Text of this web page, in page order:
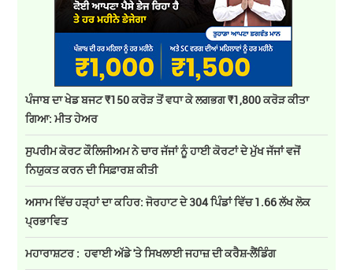
ਪੰਜਾਬ ਦਾ ਖੇਡ ਬਜਟ ₹150 ਕਰੋੜ ਤੋਂ ਵਧਾ ਕੇ ਲਗਭਗ ₹1,800 ਕਰੋੜ ਕੀਤਾ
ਗਿਆ: ਮੀਤ ਹੇਅਰ
ਸੁਪਰੀਮ ਕੋਰਟ ਕੌਲਿਜੀਅਮ ਨੇ ਚਾਰ ਜੱਜਾਂ ਨੂੰ ਹਾਈ ਕੋਰਟਾਂ ਦੇ ਮੁੱਖ ਜੱਜਾਂ ਵਜੋਂ
ਨਿਯੁਕਤ ਕਰਨ ਦੀ ਸਿਫ਼ਾਰਸ਼ ਕੀਤੀ
ਅਸਾਮ ਵਿੱਚ ਹੜ੍ਹਾਂ ਦਾ ਕਹਿਰ: ਜੋਰਹਾਟ ਦੇ 304 ਪਿੰਡਾਂ ਵਿੱਚ 1.66 ਲੱਖ ਲੋਕ
ਪ੍ਰਭਾਵਿਤ
ਮਹਾਰਾਸ਼ਟਰ : ਹਵਾਈ ਅੱਡੇ 'ਤੇ ਸਿਖਲਾਈ ਜਹਾਜ਼ ਦੀ ਕਰੈਸ਼-ਲੈਂਡਿੰਗ